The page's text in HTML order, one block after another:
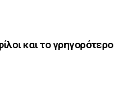
και το γρηγορότερο